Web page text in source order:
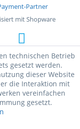
Partner
mit Shopware
technischen Betrieb
gesetzt werden.
dieser Website
die Interaktion mit
vereinfachen
gesetzt.